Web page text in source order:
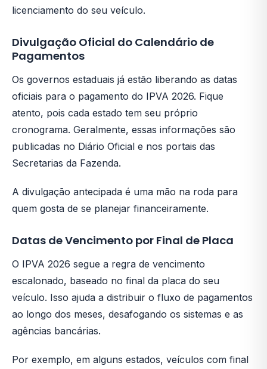
licenciamento do seu veículo.
Divulgação Oficial do Calendário de
Pagamentos
Os governos estaduais já estão liberando as datas
oficiais para o pagamento do IPVA 2026. Fique
atento, pois cada estado tem seu próprio
cronograma. Geralmente, essas informações são
publicadas no Diário Oficial e nos portais das
Secretarias da Fazenda.
A divulgação antecipada é uma mão na roda para
quem gosta de se planejar financeiramente.
Datas de Vencimento por Final de Placa
O IPVA 2026 segue a regra de vencimento
escalonado, baseado no final da placa do seu
veículo. Isso ajuda a distribuir o fluxo de pagamentos
ao longo dos meses, desafogando os sistemas e as
agências bancárias.
Por exemplo, em alguns estados, veículos com final